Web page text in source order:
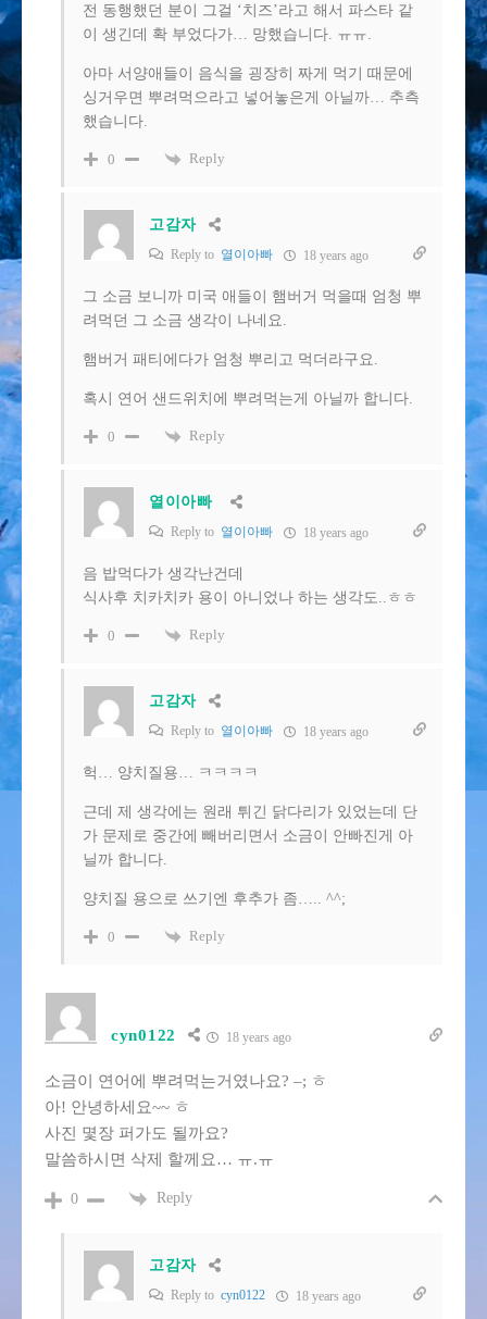
전 동행했던 분이 그걸 ‘치즈’라고 해서 파스타 같
이 생긴데 확 부었다가… 망했습니다. ㅠㅠ.
아마 서양애들이 음식을 굉장히 짜게 먹기 때문에
싱거우면 뿌려먹으라고 넣어놓은게 아닐까… 추측
했습니다.
0 Reply
고감자
Reply to 열이아빠 18 years ago
그 소금 보니까 미국 애들이 햄버거 먹을때 엄청 뿌
려먹던 그 소금 생각이 나네요.
햄버거 패티에다가 엄청 뿌리고 먹더라구요.
혹시 연어 샌드위치에 뿌려먹는게 아닐까 합니다.
0 Reply
열이아빠
Reply to 열이아빠 18 years ago
음 밥먹다가 생각난건데
식사후 치카치카 용이 아니었나 하는 생각도..ㅎㅎ
0 Reply
고감자
Reply to 열이아빠 18 years ago
헉… 양치질용… ㅋㅋㅋㅋ
근데 제 생각에는 원래 튀긴 닭다리가 있었는데 단
가 문제로 중간에 빼버리면서 소금이 안빠진게 아
닐까 합니다.
양치질 용으로 쓰기엔 후추가 좀….. ^^;
0 Reply
cyn0122 18 years ago
소금이 연어에 뿌려먹는거였나요? –; ㅎ
아! 안녕하세요~~ ㅎ
사진 몇장 퍼가도 될까요?
말씀하시면 삭제 할께요… ㅠ.ㅠ
0 Reply
고감자
Reply to cyn0122 18 years ago